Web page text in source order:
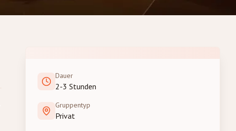
Dauer
2-3 Stunden
Gruppentyp
Privat